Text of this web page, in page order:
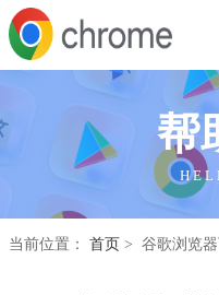
帮
H E L
当前位置： 首页 > 谷歌浏览